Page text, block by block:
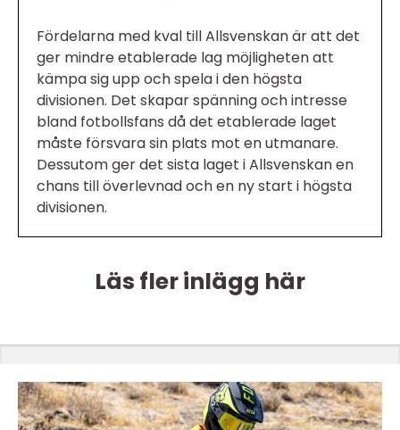
Fördelarna med kval till Allsvenskan är att det
ger mindre etablerade lag möjligheten att
kämpa sig upp och spela i den högsta
divisionen. Det skapar spänning och intresse
bland fotbollsfans då det etablerade laget
måste försvara sin plats mot en utmanare.
Dessutom ger det sista laget i Allsvenskan en
chans till överlevnad och en ny start i högsta
divisionen.
Läs fler inlägg här